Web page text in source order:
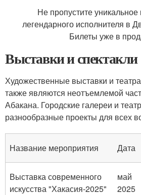
Не пропустите
легендарного исполнителя в
Билеты уже в
Выставки и спектакли
Художественные выставки и
также являются неотъемлемой
Абакана. Городские галереи и
разнообразные проекты для всех
Название мероприятия Дата
Выставка современного
искусства "Хакасия-2025"
май
2025